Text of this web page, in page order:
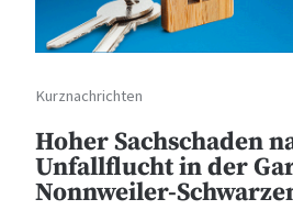
Kurznachrichten
Hoher Sachschaden
Unfallflucht in der
Nonnweiler-